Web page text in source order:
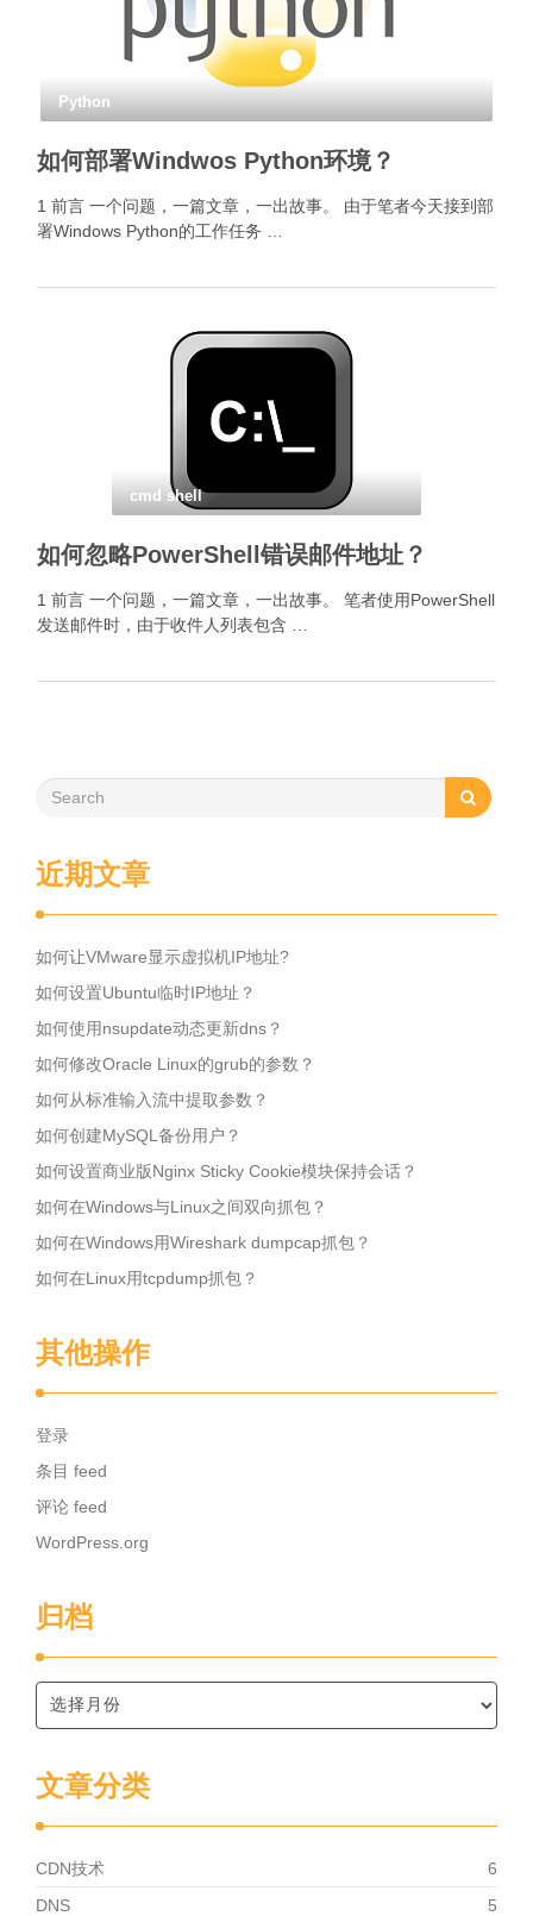
Python
如何部署Windwos Python环境？
1 前言 一个问题，一篇文章，一出故事。 由于笔者今天接到部
署Windows Python的工作任务 …
cmd shell
如何忽略PowerShell错误邮件地址？
1 前言 一个问题，一篇文章，一出故事。 笔者使用PowerShell
发送邮件时，由于收件人列表包含 …
近期文章
如何让VMware显示虚拟机IP地址?
如何设置Ubuntu临时IP地址？
如何使用nsupdate动态更新dns？
如何修改Oracle Linux的grub的参数？
如何从标准输入流中提取参数？
如何创建MySQL备份用户？
如何设置商业版Nginx Sticky Cookie模块保持会话？
如何在Windows与Linux之间双向抓包？
如何在Windows用Wireshark dumpcap抓包？
如何在Linux用tcpdump抓包？
其他操作
登录
条目 feed
评论 feed
WordPress.org
归档
文章分类
CDN技术
6
DNS
5